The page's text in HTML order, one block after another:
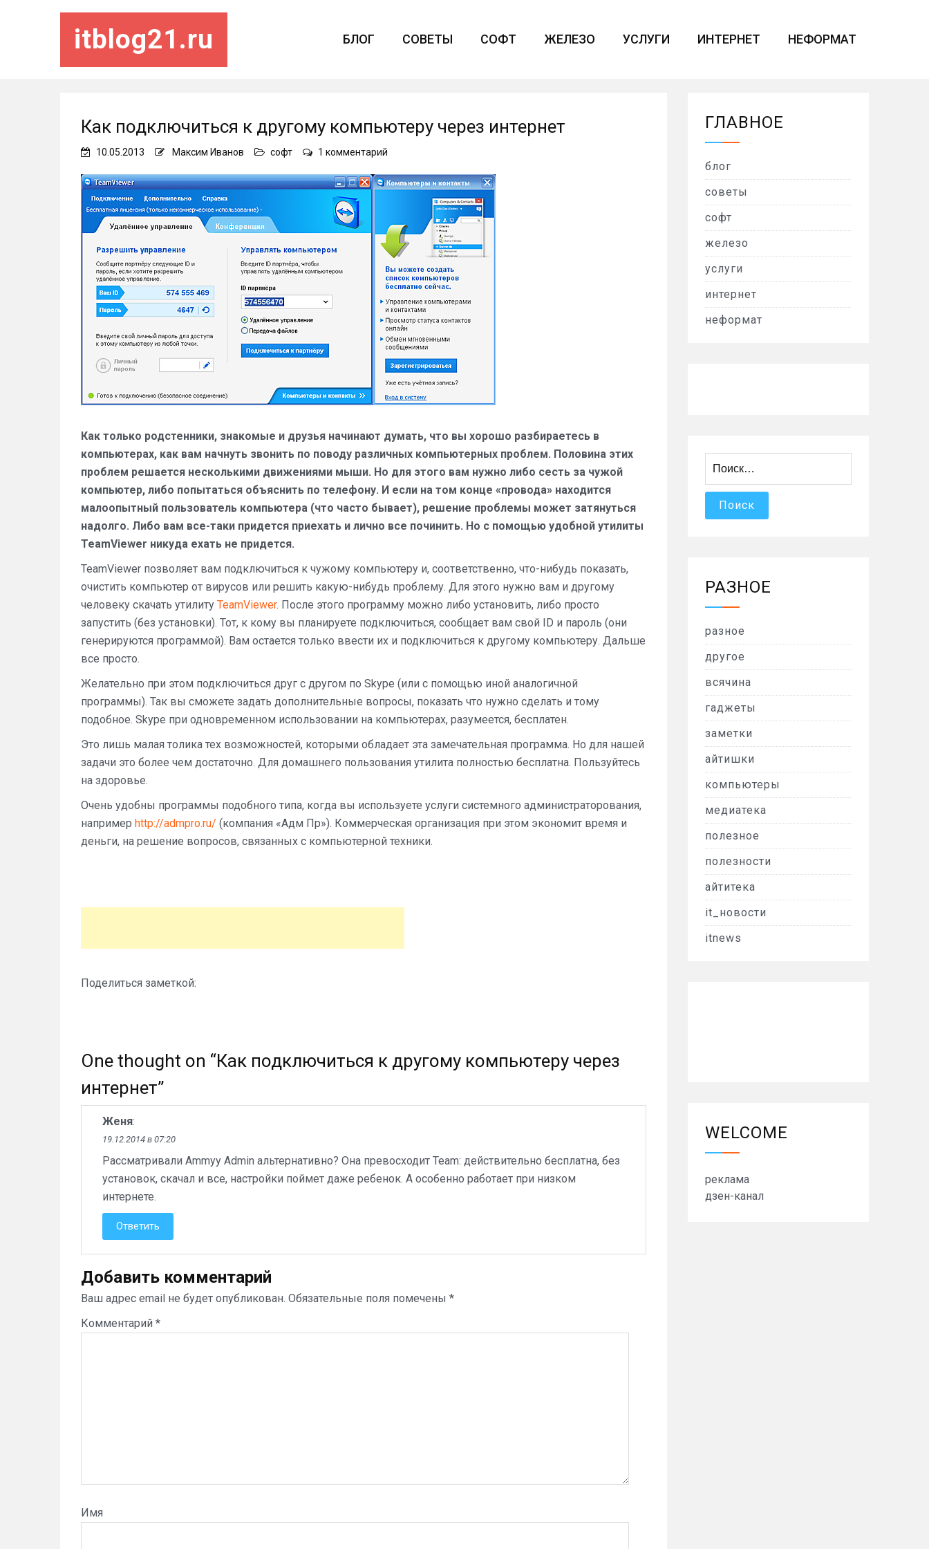
itblog21.ru БЛОГ СОВЕТЫ СОФТ ЖЕЛЕЗО УСЛУГИ ИНТЕРНЕТ НЕФОРМАТ
Как подключиться к другому компьютеру через интернет
10.05.2013 Максим Иванов софт 1 комментарий
Как
подключиться
другому
компьютеру
через
интернет
Как только родстенники, знакомые и друзья начинают думать, что вы хорошо разбираетесь в
компьютерах, как вам начнуть звонить по поводу различных компьютерных проблем. Половина этих
проблем решается несколькими движениями мыши. Но для этого вам нужно либо сесть за чужой
компьютер, либо попытаться объяснить по телефону. И если на том конце «провода» находится
малоопытный пользователь компьютера (что часто бывает), решение проблемы может затянуться
надолго. Либо вам все-таки придется приехать и лично все починить. Но с помощью удобной утилиты
TeamViewer никуда ехать не придется.
TeamViewer позволяет вам подключиться к чужому компьютеру и, соответственно, что-нибудь показать,
очистить компьютер от вирусов или решить какую-нибудь проблему. Для этого нужно вам и другому
человеку скачать утилиту TeamViewer. После этого программу можно либо установить, либо просто
запустить (без установки). Тот, к кому вы планируете подключиться, сообщает вам свой ID и пароль (они
генерируются программой). Вам остается только ввести их и подключиться к другому компьютеру. Дальше
все просто.
Желательно при этом подключиться друг с другом по Skype (или с помощью иной аналогичной
программы). Так вы сможете задать дополнительные вопросы, показать что нужно сделать и тому
подобное. Skype при одновременном использовании на компьютерах, разумеется, бесплатен.
Это лишь малая толика тех возможностей, которыми обладает эта замечательная программа. Но для нашей
задачи это более чем достаточно. Для домашнего пользования утилита полностью бесплатна. Пользуйтесь
на здоровье.
Очень удобны программы подобного типа, когда вы используете услуги системного администраторования,
например http://admpro.ru/ (компания «Адм Пр»). Коммерческая организация при этом экономит время и
деньги, на решение вопросов, связанных с компьютерной техники.
Поделиться заметкой:
One thought on “Как подключиться к другому компьютеру через
интернет”
Женя:
19.12.2014 в 07:20
Рассматривали Ammyy Admin альтернативно? Она превосходит Team: действительно бесплатна, без
установок, скачал и все, настройки поймет даже ребенок. А особенно работает при низком
интернете.
Ответить
Добавить комментарий
Ваш адрес email не будет опубликован. Обязательные поля помечены *
Комментарий *
Имя
ГЛАВНОЕ
блог
советы
софт
железо
услуги
интернет
неформат
РАЗНОЕ
разное
другое
всячина
гаджеты
заметки
айтишки
компьютеры
медиатека
полезное
полезности
айтитека
it_новости
itnews
WELCOME
реклама
дзен-канал